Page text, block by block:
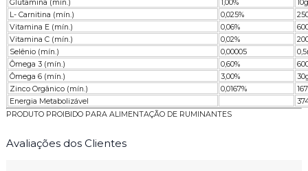
Glutamina (mín.)
1,00%
L- Carnitina (mín.)
0,025%
Vitamina E (mín.)
0,06%
Vitamina C (mín.)
0,02%
Selênio (mín.)
0,00005
Ômega 3 (mín.)
0,60%
Ômega 6 (mín.)
3,00%
Zinco Orgânico (mín.)
0,0167%
Energia Metabolizável
PRODUTO PROIBIDO PARA ALIMENTAÇÃO DE RUMINANTES
Avaliações dos Clientes